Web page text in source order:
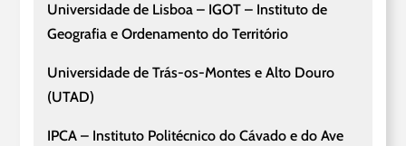
Universidade de Lisboa – IGOT – Instituto de
Geografia e Ordenamento do Território
Universidade de Trás-os-Montes e Alto Douro
(UTAD)
IPCA – Instituto Politécnico do Cávado e do Ave